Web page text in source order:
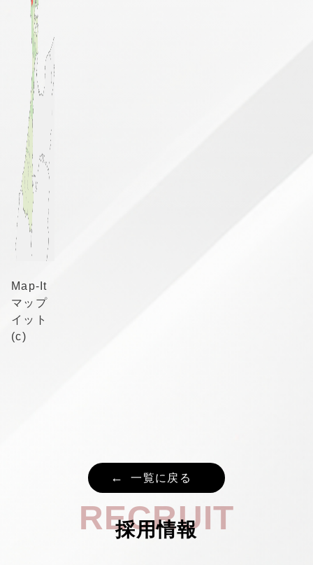
Map-It
マップ
イット
(c)
一覧に戻る
RECRUIT
採用情報